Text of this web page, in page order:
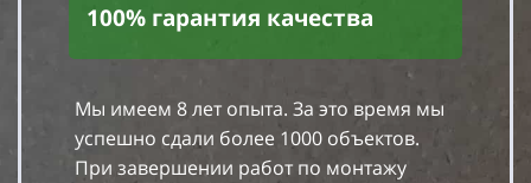
100% гарантия качества
Мы имеем 8 лет опыта. За это время мы
успешно сдали более 1000 объектов.
При завершении работ по монтажу